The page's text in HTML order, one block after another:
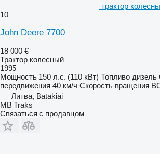
трактор
10
John Deere 7700
18 000 €
Трактор колесный
1995
Мощность 150 л.с. (110 кВт) Топливо дизель
передвижения 40 км/ч Скорость вращения
Литва, Batakiai
MB Traks
Связаться с продавцом